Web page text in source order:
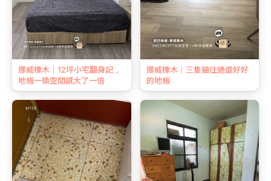
挪威橡木｜12坪小宅翻身記，
地板一換空間感大了一倍
挪威橡木｜三隻貓住過還好好
的地板